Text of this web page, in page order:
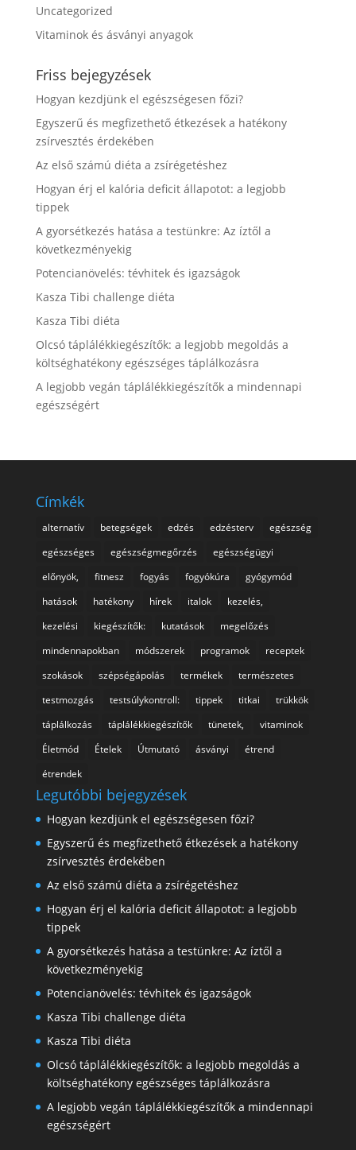
Uncategorized
Vitaminok és ásványi anyagok
Friss bejegyzések
Hogyan kezdjünk el egészségesen főzi?
Egyszerű és megfizethető étkezések a hatékony
zsírvesztés érdekében
Az első számú diéta a zsírégetéshez
Hogyan érj el kalória deficit állapotot: a legjobb
tippek
A gyorsétkezés hatása a testünkre: Az íztől a
következményekig
Potencianövelés: tévhitek és igazságok
Kasza Tibi challenge diéta
Kasza Tibi diéta
Olcsó táplálékkiegészítők: a legjobb megoldás a
költséghatékony egészséges táplálkozásra
A legjobb vegán táplálékkiegészítők a mindennapi
egészségért
Címkék
alternatív betegségek edzés edzésterv
egészség
egészséges
egészségmegőrzés
egészségügyi
előnyök,
fitnesz fogyás fogyókúra
gyógymód
hatások
hatékony hírek italok
kezelés,
kezelési
kiegészítők: kutatások
megelőzés
mindennapokban
módszerek programok
receptek
szokások
szépségápolás termékek
természetes
testmozgás
testsúlykontroll: tippek titkai
trükkök
táplálkozás
táplálékkiegészítők tünetek,
vitaminok
Életmód
Ételek Útmutató ásványi
étrend
étrendek
Legutóbbi bejegyzések
Hogyan kezdjünk el egészségesen főzi?
Egyszerű és megfizethető étkezések a hatékony
zsírvesztés érdekében
Az első számú diéta a zsírégetéshez
Hogyan érj el kalória deficit állapotot: a legjobb
tippek
A gyorsétkezés hatása a testünkre: Az íztől a
következményekig
Potencianövelés: tévhitek és igazságok
Kasza Tibi challenge diéta
Kasza Tibi diéta
Olcsó táplálékkiegészítők: a legjobb megoldás a
költséghatékony egészséges táplálkozásra
A legjobb vegán táplálékkiegészítők a mindennapi
egészségért